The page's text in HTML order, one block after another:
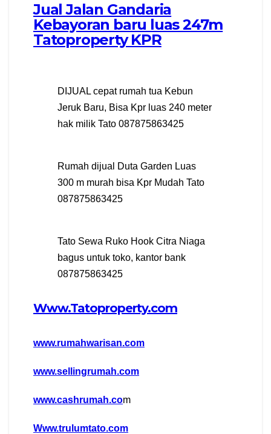
Jual Jalan Gandaria
Kebayoran baru luas 247m
Tatoproperty KPR
DIJUAL cepat rumah tua Kebun
Jeruk Baru, Bisa Kpr luas 240 meter
hak milik Tato 087875863425
Rumah dijual Duta Garden Luas
300 m murah bisa Kpr Mudah Tato
087875863425
Tato Sewa Ruko Hook Citra Niaga
bagus untuk toko, kantor bank
087875863425
Www.Tatoproperty.com
www.rumahwarisan.com
www.sellingrumah.com
www.cashrumah.com
Www.trulumtato.com